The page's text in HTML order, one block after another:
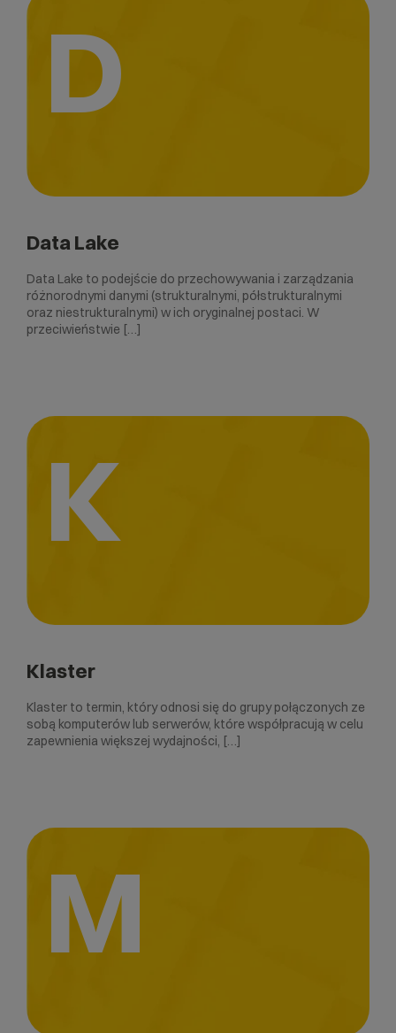
D
Data Lake
Data Lake to podejście do przechowywania i zarządzania
różnorodnymi danymi (strukturalnymi, półstrukturalnymi
oraz niestrukturalnymi) w ich oryginalnej postaci. W
przeciwieństwie […]
K
Klaster
Klaster to termin, który odnosi się do grupy połączonych ze
sobą komputerów lub serwerów, które współpracują w celu
zapewnienia większej wydajności, […]
M